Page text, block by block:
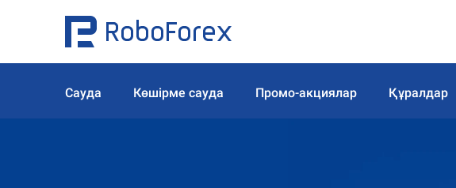
Сауда Көшірме сауда Промо-акциялар Құралдар